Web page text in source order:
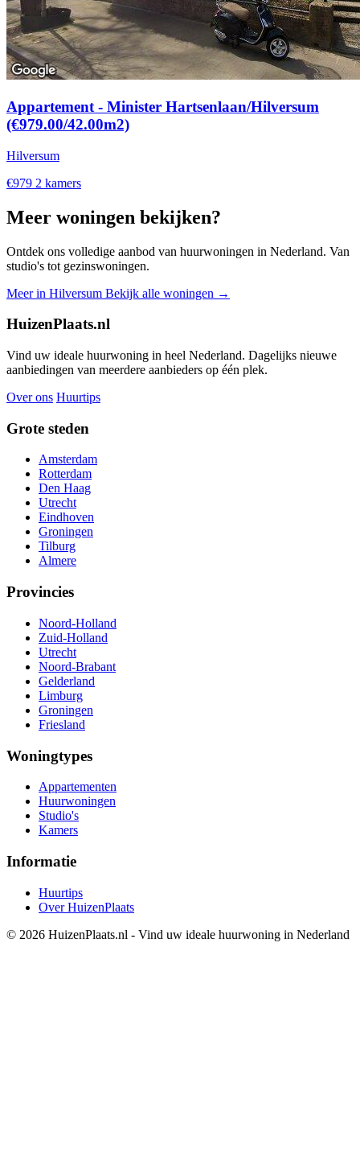
Appartement - Minister Hartsenlaan/Hilversum
(€979.00/42.00m2)
Hilversum
€979 2 kamers
Meer woningen bekijken?
Ontdek ons volledige aanbod van huurwoningen in Nederland. Van
studio's tot gezinswoningen.
Meer in Hilversum Bekijk alle woningen →
HuizenPlaats.nl
Vind uw ideale huurwoning in heel Nederland. Dagelijks nieuwe
aanbiedingen van meerdere aanbieders op één plek.
Over ons Huurtips
Grote steden
Amsterdam
Rotterdam
Den Haag
Utrecht
Eindhoven
Groningen
Tilburg
Almere
Provincies
Noord-Holland
Zuid-Holland
Utrecht
Noord-Brabant
Gelderland
Limburg
Groningen
Friesland
Woningtypes
Appartementen
Huurwoningen
Studio's
Kamers
Informatie
Huurtips
Over HuizenPlaats
© 2026 HuizenPlaats.nl - Vind uw ideale huurwoning in Nederland